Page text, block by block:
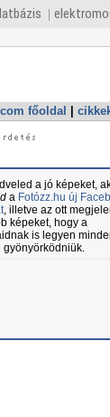
főoldal
a jó képeket,
a Fotózz.hu új
, illetve az ott
képeket, hogy a
is legyen
gyönyörködniük.